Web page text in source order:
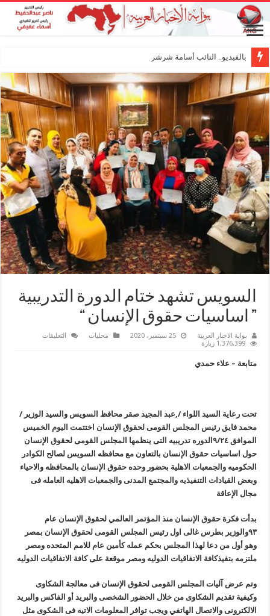
بالفيديو.. النائب أسامة شرشر يناقش تأثير
السويس تشهد ختام الدورة التدريبية
” اساسيات حقوق الإنسان “
بوابة الاخبار العربية 25 سبتمبر، 2020 محليات التعليقات
مغلقة
1,376,399 زيارة
متابعة – علاء حمدي
تحت رعاية السيد اللواء /,عبد المجيد صقر محافظ السويس والسيد الوزير /
محمد فايق رئيس المجلس القومى لحقوق الإنسان اختتمت اليوم الخميس
الموافق ٩/٢٤الدوره تدريبيه التى ينظمها المجلس القومى لحقوق الإنسان
حول اساسيات حقوق الإنسان بالتعاون مع محافظه السويس لصالح الكوادر
الحكوميه والجمعبات الاهلية بحضور وحده حقوق الإنسان بالمحافظه والاحياء
وبعض القيادات التنفيذيه والمجتمع المدنى والجمعبات الاهليه العامله فى
مجال الإعاقة
بدأت فكرة حقوق الإنسان منذ المؤتمر العالمي لحقوق الإنسان عام
٩٣والوزير بطرس غالى اول رئيس المجلس القومى لحقوق الإنسان بمصر
وهو أول من دعا لهذا المجلس بحكم عمله كأمين عام للامم المتحده ومصر
ملتزمه بتفيذكافة الاتفاقيات الدوليه ومصر موقعة على كافة الاتفاقيات الدوليه
وتم عرض آليات المجلس القومى لحقوق الإنسان فى معالجة الشكاوى
وكيفية تقديم الشكاوى من خلال الحضور الشخصى والبريد أو الفاكس والبريد
الالكترونى والاتصال الهاتفي ويجب توافر المعلومات الاتيه فى الشكوى مثل